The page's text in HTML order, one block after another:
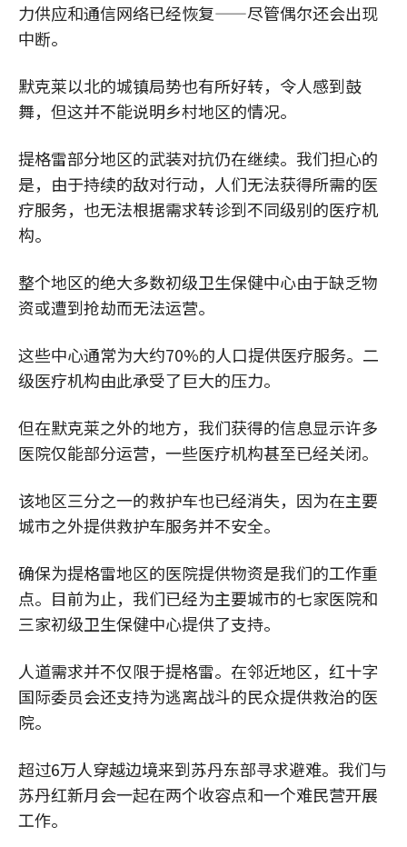
力供应和通信网络已经恢复——尽管偶尔还会出现
中断。
默克莱以北的城镇局势也有所好转，令人感到鼓
舞，但这并不能说明乡村地区的情况。
提格雷部分地区的武装对抗仍在继续。我们担心的
是，由于持续的敌对行动，人们无法获得所需的医
疗服务，也无法根据需求转诊到不同级别的医疗机
构。
整个地区的绝大多数初级卫生保健中心由于缺乏物
资或遭到抢劫而无法运营。
这些中心通常为大约70%的人口提供医疗服务。二
级医疗机构由此承受了巨大的压力。
但在默克莱之外的地方，我们获得的信息显示许多
医院仅能部分运营，一些医疗机构甚至已经关闭。
该地区三分之一的救护车也已经消失，因为在主要
城市之外提供救护车服务并不安全。
确保为提格雷地区的医院提供物资是我们的工作重
点。目前为止，我们已经为主要城市的七家医院和
三家初级卫生保健中心提供了支持。
人道需求并不仅限于提格雷。在邻近地区，红十字
国际委员会还支持为逃离战斗的民众提供救治的医
院。
超过6万人穿越边境来到苏丹东部寻求避难。我们与
苏丹红新月会一起在两个收容点和一个难民营开展
工作。